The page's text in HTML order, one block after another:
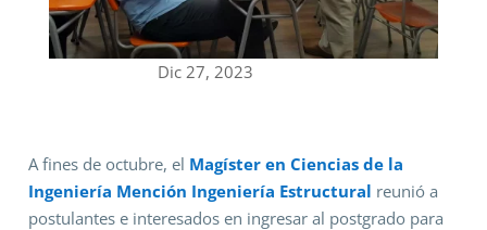
Dic 27, 2023
A fines de octubre, el Magíster en Ciencias de la
Ingeniería Mención Ingeniería Estructural reunió a
postulantes e interesados en ingresar al postgrado para